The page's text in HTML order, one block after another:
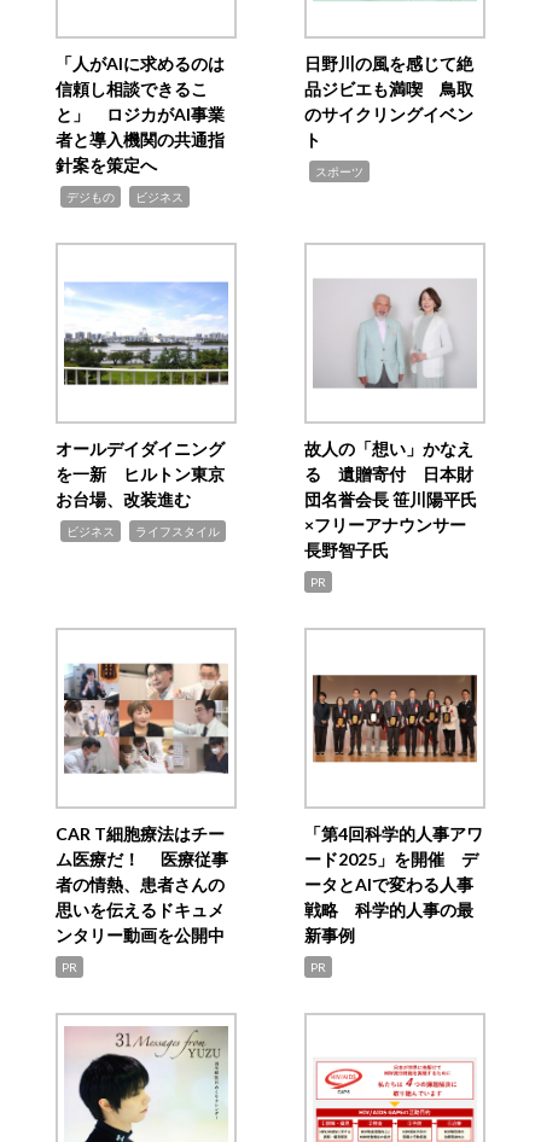
「人がAIに求めるのは
信頼し相談できるこ
と」 ロジカがAI事業
者と導入機関の共通指
針案を策定へ
デジもの ビジネス
日野川の風を感じて絶
品ジビエも満喫 鳥取
のサイクリングイベン
ト
スポーツ
オールデイダイニング
を一新 ヒルトン東京
お台場、改装進む
ビジネス ライフスタイル
故人の「想い」かなえ
る 遺贈寄付 日本財
団名誉会長 笹川陽平氏
×フリーアナウンサー
長野智子氏
PR
CAR T細胞療法はチー
ム医療だ！ 医療従事
者の情熱、患者さんの
思いを伝えるドキュメ
ンタリー動画を公開中
PR
「第4回科学的人事アワ
ード2025」を開催 デ
ータとAIで変わる人事
戦略 科学的人事の最
新事例
PR